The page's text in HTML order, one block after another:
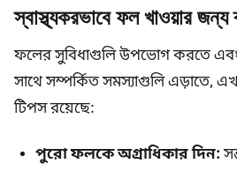
স্বাস্থ্যকরভাবে ফল খাওয়ার জন্য
ফলের সুবিধাগুলি উপভোগ করতে এবং
সাথে সম্পর্কিত সমস্যাগুলি এড়াতে,
টিপস রয়েছে:
পুরো ফলকে অগ্রাধিকার দিন: